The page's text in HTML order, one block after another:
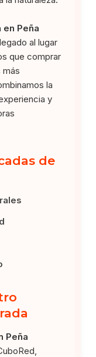
en Peña
al lugar
que comprar
más
la
y
de
Peña